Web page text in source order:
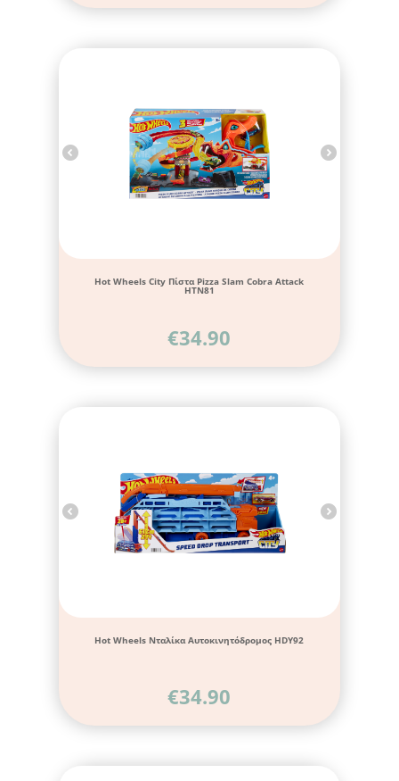
Hot Wheels City Πίστα Pizza Slam Cobra Attack
HTN81
€34.90
Hot Wheels Νταλίκα Αυτοκινητόδρομος HDY92
€34.90